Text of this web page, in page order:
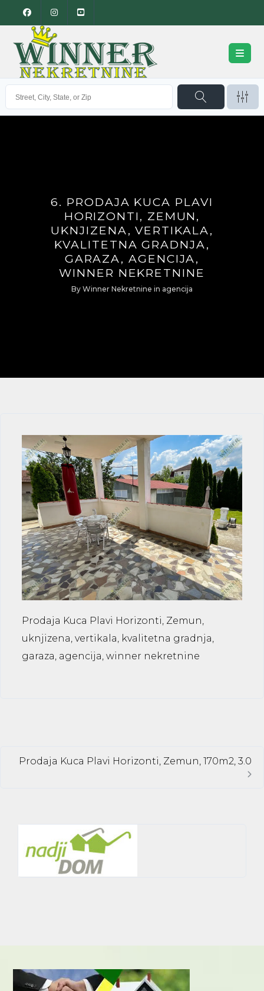
6. PRODAJA KUCA PLAVI
HORIZONTI, ZEMUN,
UKNJIZENA, VERTIKALA,
KVALITETNA GRADNJA,
GARAZA, AGENCIJA,
WINNER NEKRETNINE
By Winner Nekretnine in agencija
Prodaja Kuca Plavi Horizonti, Zemun,
uknjizena, vertikala, kvalitetna gradnja,
garaza, agencija, winner nekretnine
Prodaja Kuca Plavi Horizonti, Zemun, 170m2, 3.0